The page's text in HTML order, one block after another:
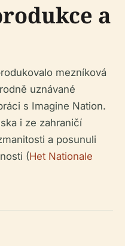
a
mezníková
uznávané
s Imagine Nation.
i ze zahraničí
a posunuli
(Het Nationale